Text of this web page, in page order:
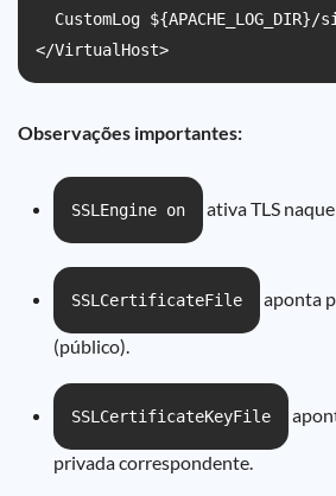
CustomLog ${APACHE_LOG_DIR}/
</VirtualHost>
Observações importantes:
SSLEngine on ativa TLS
SSLCertificateFile aponta
(público).
SSLCertificateKeyFile
privada correspondente.